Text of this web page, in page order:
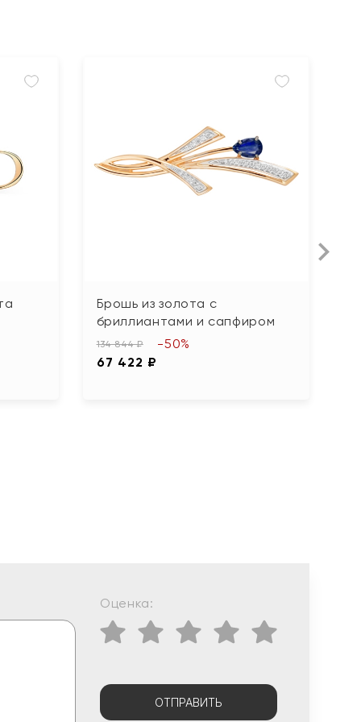
Брошь из золота с
бриллиантами и сапфиром
134 844 ₽
67 422 ₽
-50%
Оценка:
ОТПРАВИТЬ